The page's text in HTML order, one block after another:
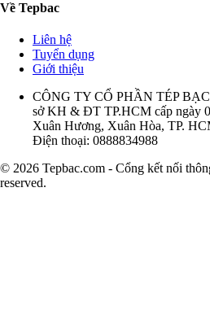
Về Tepbac
Liên hệ
Tuyển dụng
Giới thiệu
CÔNG TY CỔ PHẦN TÉP
sở KH & ĐT TP.HCM cấp ngày
Xuân Hương, Xuân Hòa, TP.
Điện thoại: 0888834988
© 2026 Tepbac.com - Cổng kết nối
reserved.